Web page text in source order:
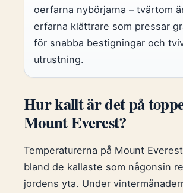
oerfarna nybörjarna – tvärtom
erfarna klättrare som pressar
för snabba bestigningar och
utrustning.
Hur kallt är det på
Mount Everest?
Temperaturerna på Mount
bland de kallaste som någonsin
jordens yta. Under